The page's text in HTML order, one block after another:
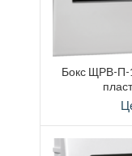
Бокс ЩРВ-П-